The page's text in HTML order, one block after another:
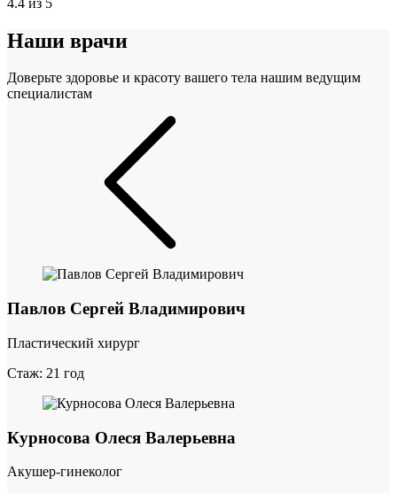
Наши врачи
Доверьте здоровье и красоту вашего тела нашим ведущим
специалистам
Павлов Сергей Владимирович
Пластический хирург
Стаж: 21 год
Курносова Олеся Валерьевна
Акушер-гинеколог